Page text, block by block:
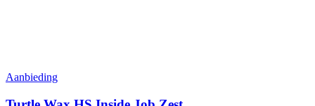
Aanbieding